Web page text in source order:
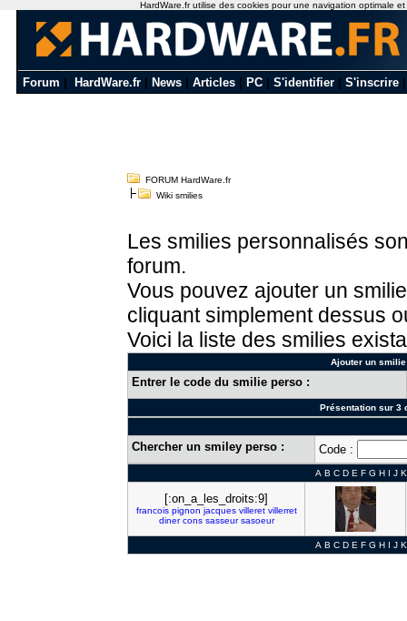
Forum HardWare.fr News Articles PC S'identifier S'inscrire
FORUM HardWare.fr
Wiki smilies
Les smilies personnalisés
forum.
Vous pouvez ajouter un
cliquant simplement dessus
Voici la liste des smilies
Ajouter un
Entrer le code du smilie perso :
Présentation sur 3
Chercher un smiley perso : Code :
A B C D E F G H I J K
[:on_a_les_droits:9]
francois pignon jacques villeret villerret
diner cons sasseur sasoeur
A B C D E F G H I J K
HardWare.fr utilise des cookies pour une navigation optimale